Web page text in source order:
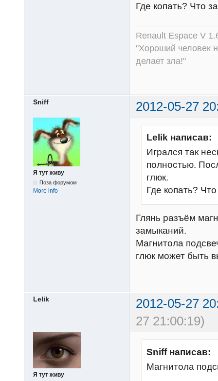
Где копать? Что
Renault Espace V
"Хороший человек
делает зла!"
Sniff 2012-05-27
Я тут живу
Поза форумом
More info
Lelik написав:
Игрался так
полностью.
глюк.
Где копать?
Глянь разъём
замыканий.
Магнитола
глюк может быть
Lelik
2012-05-27
27 21:00:19)
Я тут живу
Sniff написав:
Магнитола